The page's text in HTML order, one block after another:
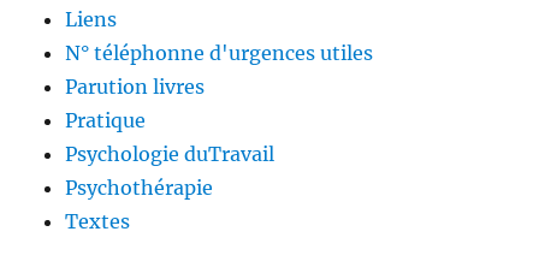
Liens
N° téléphonne d'urgences utiles
Parution livres
Pratique
Psychologie duTravail
Psychothérapie
Textes